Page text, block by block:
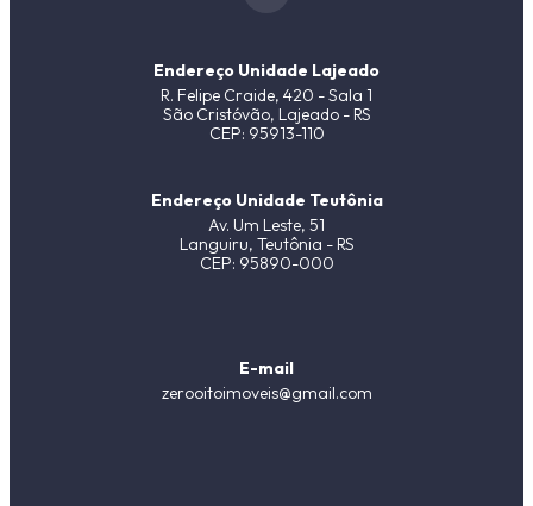
Endereço Unidade Lajeado
R. Felipe Craide, 420 - Sala 1
São Cristóvão, Lajeado - RS
CEP: 95913-110
Endereço Unidade Teutônia
Av. Um Leste, 51
Languiru, Teutônia - RS
CEP: 95890-000
E-mail
zerooitoimoveis@gmail.com